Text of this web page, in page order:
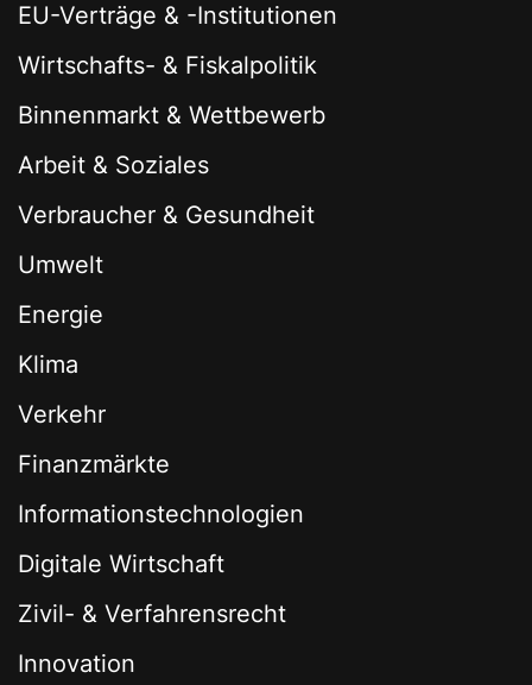
EU-Verträge & -Institutionen
Wirtschafts- & Fiskalpolitik
Binnenmarkt & Wettbewerb
Arbeit & Soziales
Verbraucher & Gesundheit
Umwelt
Energie
Klima
Verkehr
Finanzmärkte
Informationstechnologien
Digitale Wirtschaft
Zivil- & Verfahrensrecht
Innovation